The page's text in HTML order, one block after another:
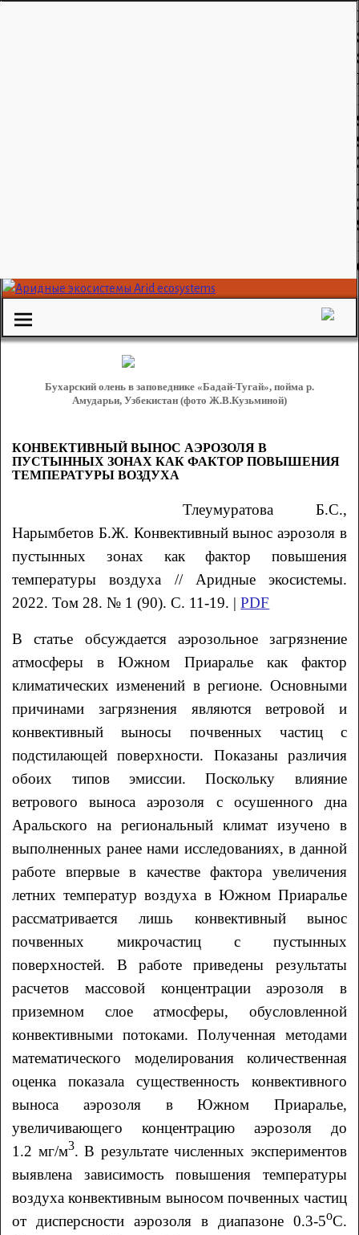
Бухарский олень в заповеднике «Бадай-Тугай», пойма р.
Амударьи, Узбекистан (фото Ж.В.Кузьминой)
КОНВЕКТИВНЫЙ ВЫНОС АЭРОЗОЛЯ В
ПУСТЫННЫХ ЗОНАХ КАК ФАКТОР ПОВЫШЕНИЯ
ТЕМПЕРАТУРЫ ВОЗДУХА
Тлеумуратова Б.С.,
Нарымбетов Б.Ж. Конвективный вынос аэрозоля в
пустынных зонах как фактор повышения
температуры воздуха // Аридные экосистемы.
2022. Том 28. № 1 (90). С. 11-19. |PDF
В статье обсуждается аэрозольное загрязнение
атмосферы в Южном Приаралье как фактор
климатических изменений в регионе. Основными
причинами загрязнения являются ветровой и
конвективный выносы почвенных частиц с
подстилающей поверхности. Показаны различия
обоих типов эмиссии. Поскольку влияние
ветрового выноса аэрозоля с осушенного дна
Аральского на региональный климат изучено в
выполненных ранее нами исследованиях, в данной
работе впервые в качестве фактора увеличения
летних температур воздуха в Южном Приаралье
рассматривается лишь конвективный вынос
почвенных микрочастиц с пустынных
поверхностей. В работе приведены результаты
расчетов массовой концентрации аэрозоля в
приземном слое атмосферы, обусловленной
конвективными потоками. Полученная методами
математического моделирования количественная
оценка показала существенность конвективного
выноса аэрозоля в Южном Приаралье,
увеличивающего концентрацию аэрозоля до
1.2 мг/м3. В результате численных экспериментов
выявлена зависимость повышения температуры
воздуха конвективным выносом почвенных частиц
от дисперсности аэрозоля в диапазоне 0.3-5оС.